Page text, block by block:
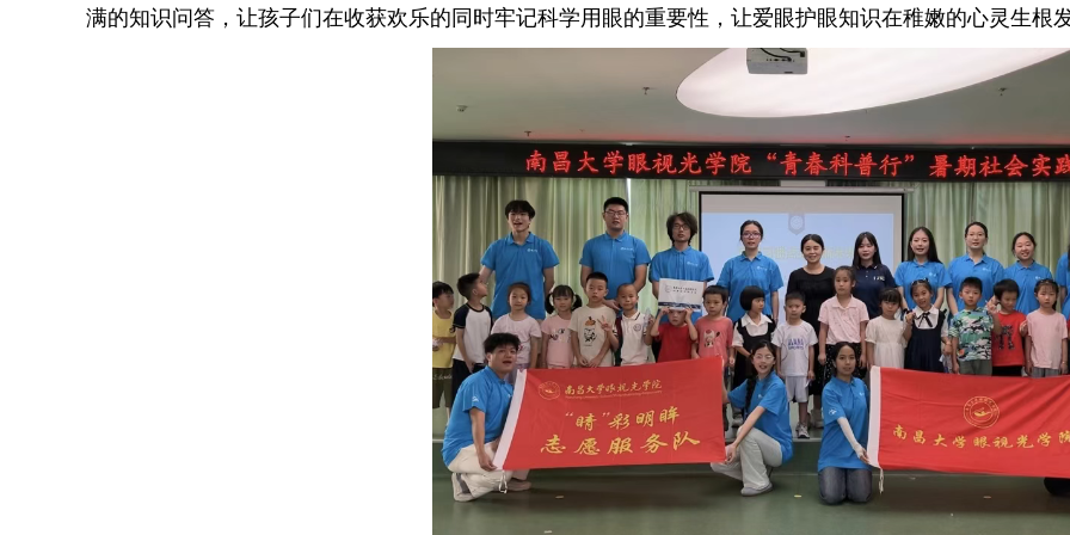
满的知识问答，让孩子们在收获欢乐的同时牢记科学用眼的重要性，让爱眼护眼知识在稚嫩的心灵生根